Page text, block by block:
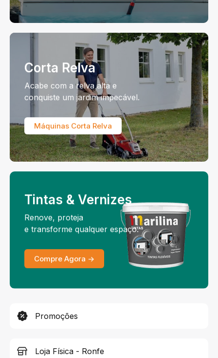
Corta Relva
Acabe com a relva alta e
conquiste um jardim impecável.
Máquinas Corta Relva
Tintas & Vernizes
Renove, proteja
e transforme qualquer espaço.
Compre Agora ->
Promoções
Loja Física - Ronfe